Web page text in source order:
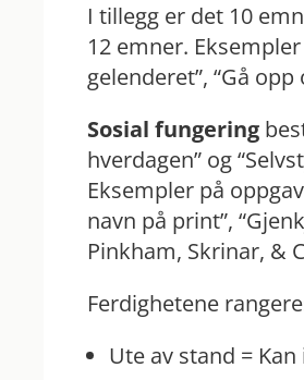
I tillegg er det 10
12 emner.
gelenderet”, “Gå
Sosial fungering
hverdagen” og
Eksempler på
navn på print”,
Pinkham, Skrinar, &
Ferdighetene
Ute av stand =